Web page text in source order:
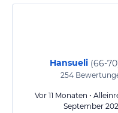
Hansueli (66-70
254
Vor 11 Monaten •
September